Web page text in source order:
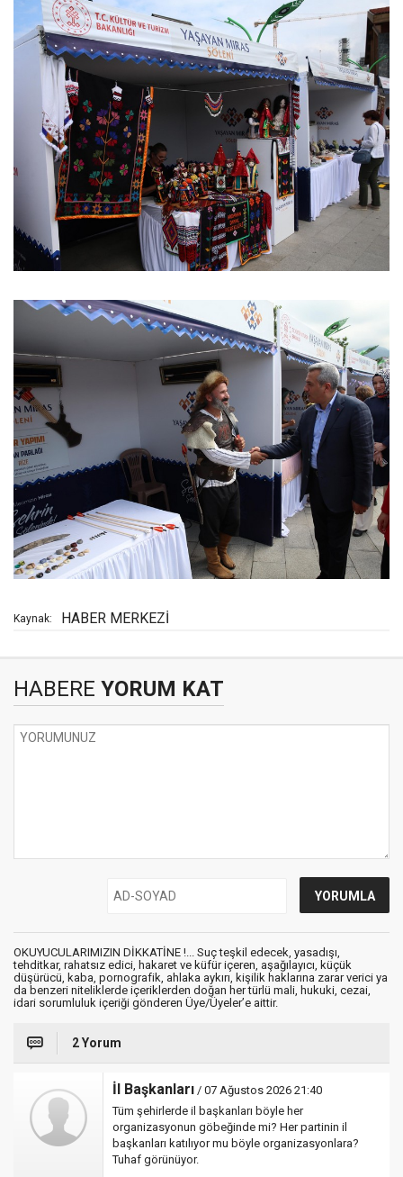
Kaynak: HABER MERKEZİ
HABERE YORUM KAT
OKUYUCULARIMIZIN DİKKATİNE !... Suç teşkil edecek, yasadışı,
tehditkar, rahatsız edici, hakaret ve küfür içeren, aşağılayıcı, küçük
düşürücü, kaba, pornografik, ahlaka aykırı, kişilik haklarına zarar verici ya
da benzeri niteliklerde içeriklerden doğan her türlü mali, hukuki, cezai,
idari sorumluluk içeriği gönderen Üye/Üyeler’e aittir.
2 Yorum
İl Başkanları / 07 Ağustos 2026 21:40
Tüm şehirlerde il başkanları böyle her
organizasyonun göbeğinde mi? Her partinin il
başkanları katılıyor mu böyle organizasyonlara?
Tuhaf görünüyor.